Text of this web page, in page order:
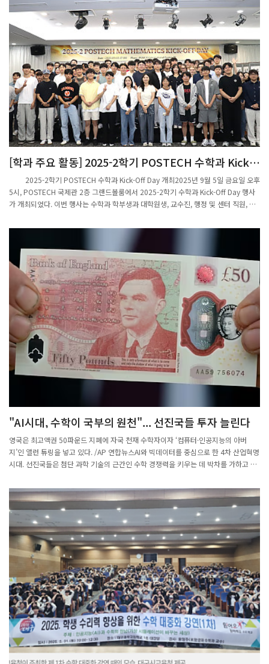
는 상장과 5만 원 상당의 모바일 상품권이 제공된다. 시상식은 12월 22일(월) 오후 2
시, 한국과학기술회관에서 개최될 예정이다. 모든 수상자에게 제공되는 상금 및 부상은
시상식 이후 개별적으로 전달될 예정이다. 우리 학과에서도 의미 있는 성과가 이어졌
다. 제1분야에서 김민준(수학 2023학번, 지도교수 전보광) 학생이 은상을, 백광운(수
학 2024학번, 지도교수 전보광) 학생이 동상을 수상했다. 학과에서는 매년 재학생들
의 도전을 장려하기 위해 전형료, 교통비, 식비, 일비 등 참가비 전반을 지원하고 있으
며, 이를 통해 더 많은 학생들이 전국 규모의 학술 경시대회에 참여할 수 있도록 돕고
있다. 이번 수상은 학생 개인의 노력뿐 아니라 학과의 지속적인 지원 정책이 결실을 맺
은 사례이기도하다. 이번 제43회 대학생 수학 경시대회에서 좋은 성과를 거둔 학생들
에게 축하를 전하며, 앞으로도 많은 학생들이 수학적 역량을 넓히고 성장할 수 있기를
기대한다.
[학과 주요 활동] 2025-2학기 POSTECH 수학과 Kick-
Off Day 개최
2025-2학기 POSTECH 수학과 Kick-Off Day 개최2025년 9월 5일 금요일 오후
5시, POSTECH 국제관 2층 그랜드볼룸에서 2025-2학기 수학과 Kick-Off Day 행사
가 개최되었다. 이번 행사는 수학과 학부생과 대학원생, 교수진, 행정 및 센터 직원, 그
진행은 수학과 주임교수인 정재훈 교수가 맡았다. 정 교수의 개회 인사로 시작된 본 행
생과 대학원생을 한 명씩 소개하며, 학생 개개인의 이름이 새겨진 전통 도장을 선물로
전달하는 뜻깊은 시간이 마련되었다. 도장을 받은 신입생들은 간단한 각오를 한마디씩
전하며 새로운 출발에 대한 기대와 포부를 공유했다.이후에는 2025년 상반기 수학과
의 주요 성과 및 주요 행사를 되돌아보는 발표가 이어졌고, PMI, MINDS, CRT, CM2LA
등 학과 내 연구소 및 연구센터에 대한 간단한 소개가 진행되었다. 우수 교육조교상과
Graduate Research Fellowship 수상자들을 축하하는 시상식 후에는, 수학과 및 IBS
구성원이 함께한 기념 촬영과 경품 추첨으로 현장의 분위기를 더욱 따뜻하게 만들었다.
행사의 마지막에는 특별한 이벤트도 마련되었다. 수학과 학부생 회장이 최근 유행하는
인공지능 기술인 ChatGPT를 활용해, 교수님의 사진을 지브리 영화의 그림체로 재구
성한 이미지를 선보였다. 이를 바탕으로 ‘어떤 교수님인지 맞혀보는 퀴즈’가 진행되었
고, 참석자들의 큰 웃음과 호응을 이끌어냈다.오후 6시부터는 만찬이 이어졌으며, 참석
자들은 자유롭게 교류하며 구성원 간의 친밀감을 높이는 시간을 가졌다. 이번 Kick-Off
약을 다짐하는 소중한 자리였다.2025.09.05.
"AI시대, 수학이 국부의 원천"... 선진국들 투자 늘린다
영국은 최고액권 50파운드 지폐에 자국 천재 수학자이자 ‘컴퓨터·인공지능의 아버
지’인 앨런 튜링을 넣고 있다. /AP 연합뉴스AI와 빅데이터를 중심으로 한 4차 산업혁명
시대. 선진국들은 첨단 과학 기술의 근간인 수학 경쟁력을 키우는 데 박차를 가하고 있
제목의 보고서를 냈다. “4차 산업혁명 승자가 되기 위해 필요한 건 첫째도 수학, 둘째도
수학, 셋째도 수학”이라며 “수학은 파괴적 혁신을 일으킬 보편적이고 강력한 도구로,
국부(國富)의 원천이 될 것”이라는 것. 기초과학 강국인 일본은 대학 수학 교육을 더욱
쇄신하고 전공자 처우도 크게 개선하고 있다.산업혁명과 자본주의의 발상지인 영국도
‘수학의 시대’란 총리 보고서에서 “AI부터 첨단 의학, 스마트시티, 자율 주행 자동차, 항
공우주 등 21세기 산업의 심장은 수학”이라고 선언했다. 또 “수학의 투자액 대비 경제
가치 창출 효과는 588배로, 물리학·공학·화학을 압도한다”고 했다. 최고액권인 50파
운드 지폐엔 자국의 천재 수학자 앨런 튜링을 넣었다.미국과 기술 패권을 다투는 중국
도 주요 국립대를 중심으로 수학 인재를 발굴해 집중적으로 키우는 ‘기초 강화 계획’을
집행 중이다.송용진 인하대 수학과 명예교수는 “인류는 미래에 기존 방법론으로 안 되
는 것들에 도전해야 하는데, 수학으로 익힌 사고력과 문제 해결 능력이 큰 힘을 발휘한
다”며 “수학을 이해하는 사람만이 새로운 패러다임에 적응할 것”이라고 했다.